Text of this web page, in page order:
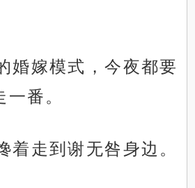
婚嫁模式，今夜都要
番。
着走到谢无咎身边。